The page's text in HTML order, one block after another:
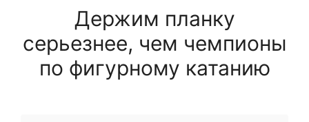
Держим планку
серьезнее, чем чемпионы
по фигурному катанию